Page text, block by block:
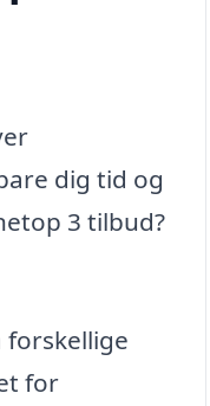
dig tid og
3 tilbud?
for